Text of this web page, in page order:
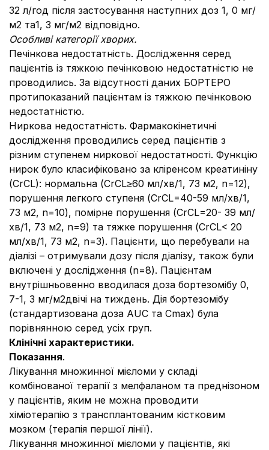
32 л/год після застосування наступних доз 1, 0 мг/
м2 та1, 3 мг/м2 відповідно.
Особливі категорії хворих.
Печінкова недостатність. Дослідження серед
пацієнтів із тяжкою печінковою недостатністю не
проводились. За відсутності даних БОРТЕРО
протипоказаний пацієнтам із тяжкою печінковою
недостатністю.
Ниркова недостатність. Фармакокінетичні
дослідження проводились серед пацієнтів з
різним ступенем ниркової недостатності. Функцію
нирок було класифіковано за кліренсом креатиніну
(CrCL): нормальна (CrCL≥60 мл/хв/1, 73 м2, n=12),
порушення легкого ступеня (CrCL=40-59 мл/хв/1,
73 м2, n=10), помірне порушення (CrCL=20- 39 мл/
хв/1, 73 м2, n=9) та тяжке порушення (CrCL< 20
мл/хв/1, 73 м2, n=3). Пацієнти, що перебували на
діалізі – отримували дозу після діалізу, також були
включені у дослідження (n=8). Пацієнтам
внутрішньовенно вводилася доза бортезомібу 0,
7-1, 3 мг/м2двічі на тиждень. Дія бортезомібу
(стандартизована доза AUC та Cmax) була
порівнянною серед усіх груп.
Клінічні характеристики.
Показання.
Лікування множинної мієломи у складі
комбінованої терапії з мелфаланом та преднізоном
у пацієнтів, яким не можна проводити
хіміотерапію з трансплантованим кістковим
мозком (терапія першої лінії).
Лікування множинної мієломи у пацієнтів, які